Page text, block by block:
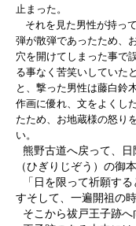
止まった。
それを見た男性が持っ
弾が散弾であったため、
穴を開けてしまった事で
る事なく苦笑いしていた
と、撃った男性は藤白鈴
作画に優れ、文をよくし
たため、お地蔵様の怒り
い。
熊野古道へ戻って、
（ひぎりじぞう）の御
「日を限って祈願す
すそして、一遍開祖の
そこから祓戸王子跡へ